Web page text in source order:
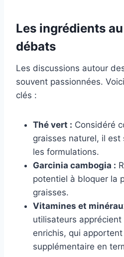
Les ingrédients
débats
Les discussions autour
souvent passionnées.
clés :
Thé vert : Considéré
graisses naturel, il
les formulations.
Garcinia cambogia :
potentiel à bloquer la
graisses.
Vitamines et
utilisateurs apprécient
enrichis, qui
supplémentaire en